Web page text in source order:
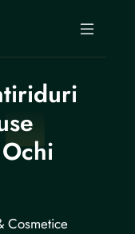
Cosmetice